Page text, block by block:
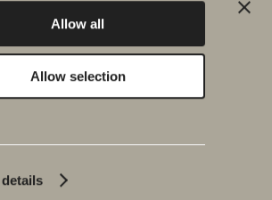
Allow all
Allow selection
Produktkatalog
Blyertssvart